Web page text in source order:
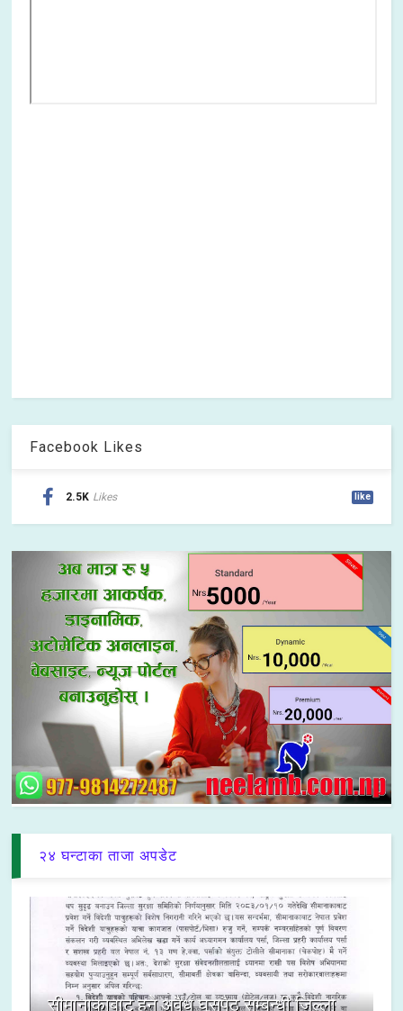
Facebook Likes
2.5K Likes like
२४ घन्टाका ताजा अपडेट
सीमानाकाबाट हुने अवैध घुसपैठ सम्बन्धी जिल्ला